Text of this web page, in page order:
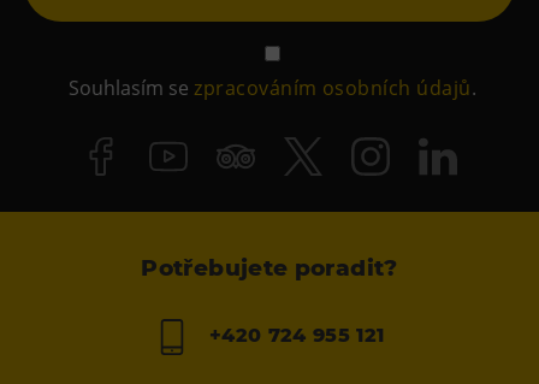
Souhlasím sezpracováním osobních údajů.
Potřebujete poradit?
+420 724 955 121